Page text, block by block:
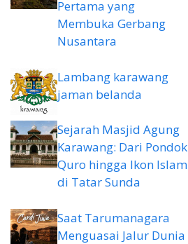
Pertama yang
Membuka Gerbang
Nusantara
Lambang karawang
jaman belanda
Sejarah Masjid Agung
Karawang: Dari Pondok
Quro hingga Ikon Islam
di Tatar Sunda
Saat Tarumanagara
Menguasai Jalur Dunia